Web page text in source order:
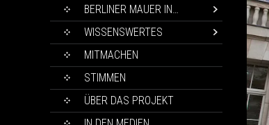
CONTENTBERLINER MAUER IN…
WISSENSWERTES
MITMACHEN
STIMMEN
ÜBER DAS PROJEKT